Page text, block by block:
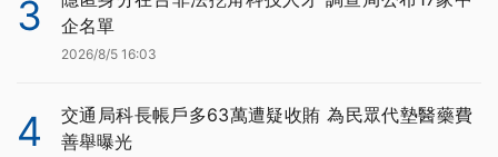
3
企名單
2026/8/5 16:03
4
交通局科長帳戶多63萬遭疑收賄 為民眾代墊醫藥費
善舉曝光